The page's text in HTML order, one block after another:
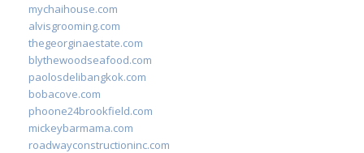
mychaihouse.com
alvisgrooming.com
thegeorginaestate.com
blythewoodseafood.com
paolosdelibangkok.com
bobacove.com
phoone24brookfield.com
mickeybarmama.com
roadwayconstructioninc.com